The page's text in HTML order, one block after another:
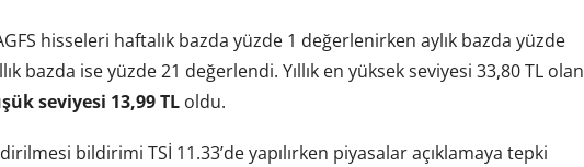
hisseleri haftalık bazda yüzde 1 değerlenirken aylık bazda yüzde
bazda ise yüzde 21 değerlendi. Yıllık en yüksek seviyesi 33,80 TL olan
seviyesi 13,99 TLoldu.
bildirimi TSİ 11.33’de yapılırken piyasalar açıklamaya tepki